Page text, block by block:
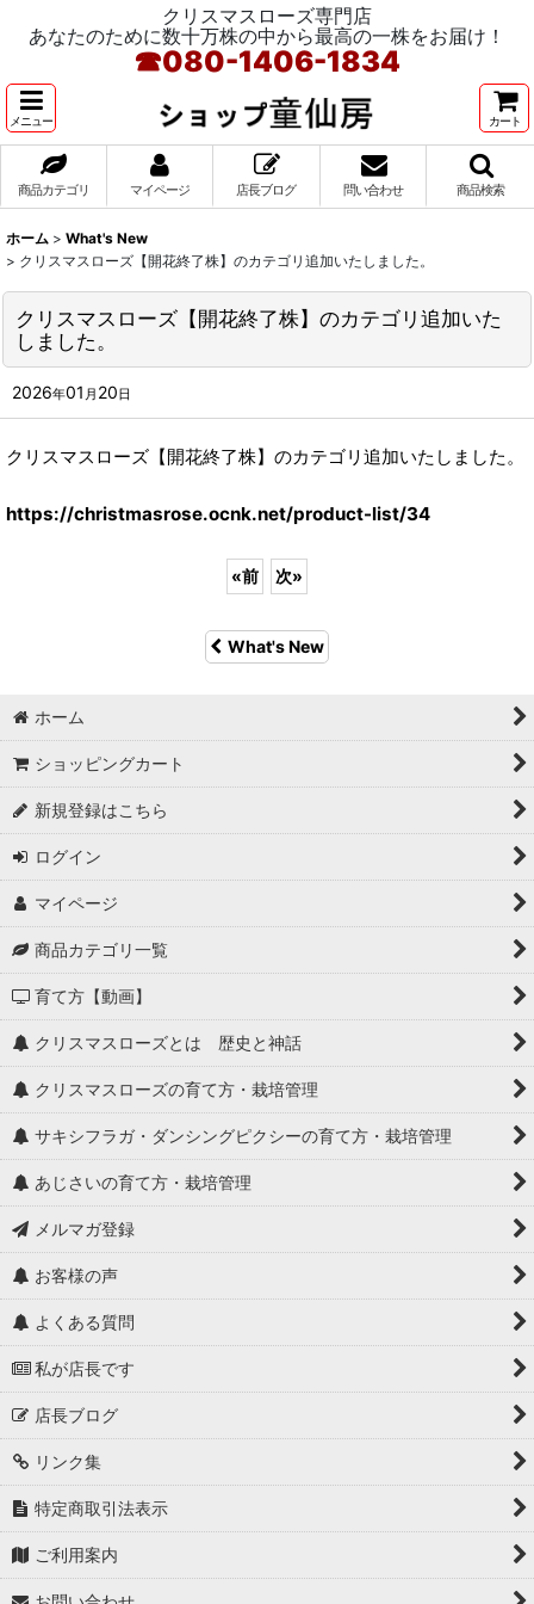
クリスマスローズ専門店
あなたのために数十万株の中から最高の一株をお届け！
☎080-1406-1834
メニュー カート
商品カテゴリ マイページ 店長ブログ 問い合わせ 商品検索
ホーム > What's New
> クリスマスローズ【開花終了株】のカテゴリ追加いたしました。
クリスマスローズ【開花終了株】のカテゴリ追加いた
しました。
2026年01 月 20日
クリスマスローズ【開花終了株】のカテゴリ追加いたしました。
https://christmasrose.ocnk.net/product-list/34
«前 次»
What's New
ホーム
ショッピングカート
新規登録はこちら
ログイン
マイページ
商品カテゴリ一覧
育て方【動画】
クリスマスローズとは 歴史と神話
クリスマスローズの育て方・栽培管理
サキシフラガ・ダンシングピクシーの育て方・栽培管理
あじさいの育て方・栽培管理
メルマガ登録
お客様の声
よくある質問
私が店長です
店長ブログ
リンク集
特定商取引法表示
ご利用案内